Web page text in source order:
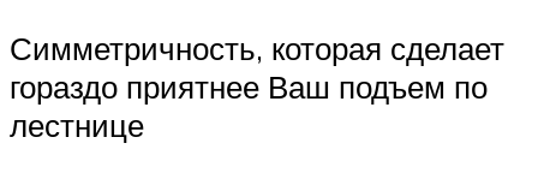
Симметричность, которая сделает
гораздо приятнее Ваш подъем по
лестнице